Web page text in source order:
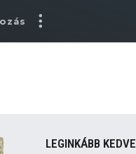
LEGINKÁBB